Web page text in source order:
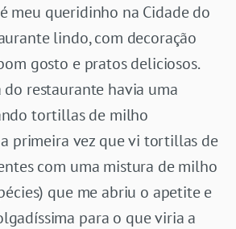
é meu queridinho na Cidade do
lindo, com decoração
gosto e pratos deliciosos.
restaurante havia uma
tortillas de milho
primeira vez que vi tortillas de
com uma mistura de milho
que me abriu o apetite e
para o que viria a